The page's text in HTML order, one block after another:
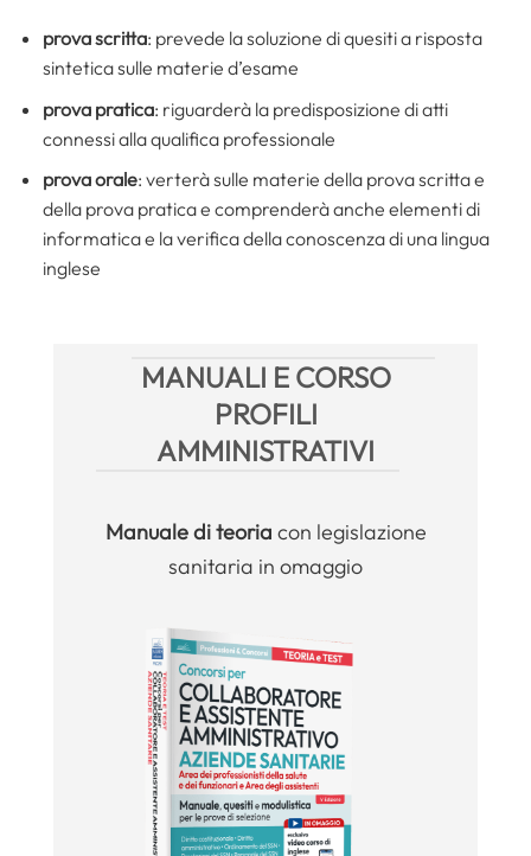
prova scritta: prevede la soluzione di quesiti a risposta
sintetica sulle materie d’esame
prova pratica: riguarderà la predisposizione di atti
connessi alla qualifica professionale
prova orale: verterà sulle materie della prova scritta e
della prova pratica e comprenderà anche elementi di
informatica e la verifica della conoscenza di una lingua
inglese
MANUALI E CORSO
PROFILI
AMMINISTRATIVI
Manualedi teoria con legislazione
sanitaria in omaggio